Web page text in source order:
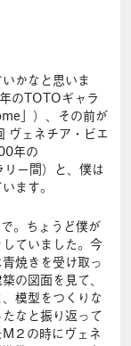
かなと思いま
のTOTOギャラ
」）、その前が
ヴェネチア・ビエ
年の
ー間）と、僕は
ます。
。ちょうど僕が
ていました。今
焼きを受け取っ
の図面を見て、
模型をつくりな
なと振り返って
２の時にヴェネ